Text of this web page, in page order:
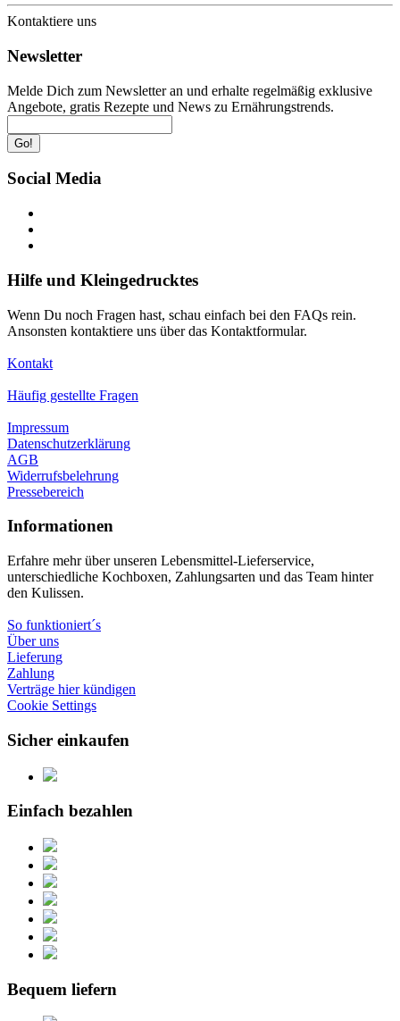
Kontaktiere uns
Newsletter
Melde Dich zum Newsletter an und erhalte regelmäßig exklusive
Angebote, gratis Rezepte und News zu Ernährungstrends.
Go!
Social Media
Hilfe und Kleingedrucktes
Wenn Du noch Fragen hast, schau einfach bei den FAQs rein.
Ansonsten kontaktiere uns über das Kontaktformular.
Kontakt
Häufig gestellte Fragen
Impressum
Datenschutzerklärung
AGB
Widerrufsbelehrung
Pressebereich
Informationen
Erfahre mehr über unseren Lebensmittel-Lieferservice,
unterschiedliche Kochboxen, Zahlungsarten und das Team hinter
den Kulissen.
So funktioniert´s
Über uns
Lieferung
Zahlung
Verträge hier kündigen
Cookie Settings
Sicher einkaufen
Einfach bezahlen
Bequem liefern